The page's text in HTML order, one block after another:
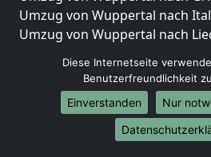
Umzug von Wuppertal nach
Umzug von Wuppertal nach
Umzug von Wuppertal nach
Umzug von Wuppertal nach
Umzüge-Deutschlandweit
Diese Internetseite
Benutzerfreundlichkeit
Einverstanden
Nur